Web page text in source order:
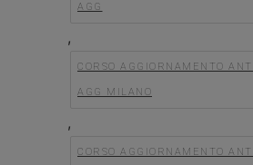
AGG
,
CORSO AGGIORNAMENTO
AGG MILANO
,
CORSO AGGIORNAMENTO